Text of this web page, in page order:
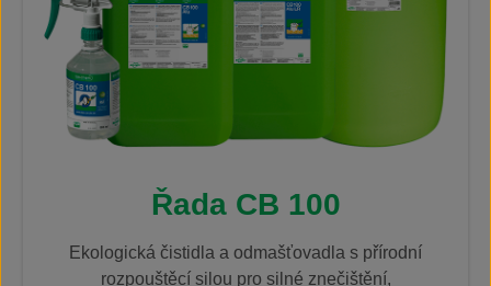
Řada CB 100
Ekologická čistidla a odmašťovadla s přírodní
rozpouštěcí silou pro silné znečištění,